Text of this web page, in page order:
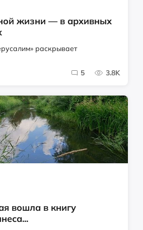
жизни — в архивных
раскрывает
5 3.8K
вошла в книгу